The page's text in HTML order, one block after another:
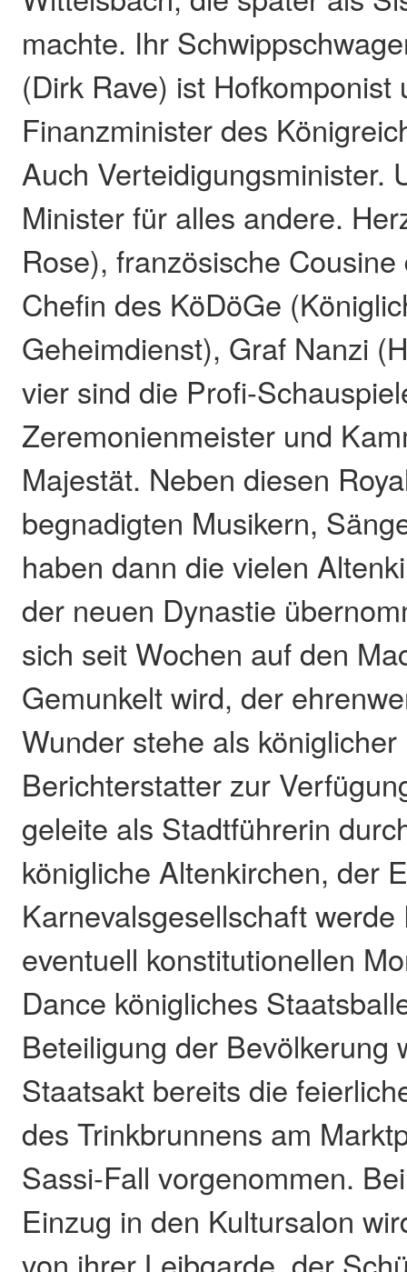
machte. Ihr
(Dirk Rave) ist Hofkomponist
Finanzminister des
Auch Verteidigungsminister.
Minister für alles andere.
Rose), französische
Chefin des KöDöGe
Geheimdienst), Graf Nanzi
vier sind die Profi-
Zeremonienmeister und
Majestät. Neben diesen
begnadigten Musikern,
haben dann die vielen
der neuen Dynastie
sich seit Wochen auf den
Gemunkelt wird, der
Wunder stehe als
Berichterstatter zur
geleite als Stadtführerin
königliche Altenkirchen, der
Karnevalsgesellschaft
eventuell konstitutionellen
Dance königliches
Beteiligung der Bevölkerung
Staatsakt bereits die
des Trinkbrunnens am
Sassi-Fall vorgenommen.
Einzug in den Kultursalon
von ihrer Leibgarde, der